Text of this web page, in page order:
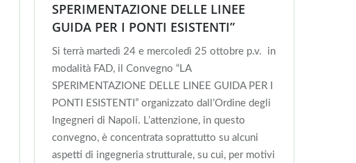
SPERIMENTAZIONE DELLE LINEE
GUIDA PER I PONTI ESISTENTI”
Si terrà martedì 24 e mercoledì 25 ottobre p.v. in
modalità FAD, il Convegno “LA
SPERIMENTAZIONE DELLE LINEE GUIDA PER I
PONTI ESISTENTI” organizzato dall’Ordine degli
Ingegneri di Napoli. L’attenzione, in questo
convegno, è concentrata soprattutto su alcuni
aspetti di ingegneria strutturale, su cui, per motivi